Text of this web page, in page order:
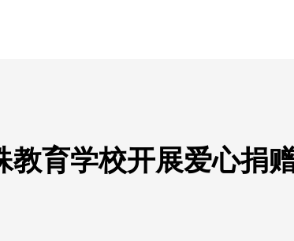
育学校开展爱心捐